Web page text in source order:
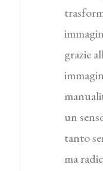
grazie
un
tanto
ma